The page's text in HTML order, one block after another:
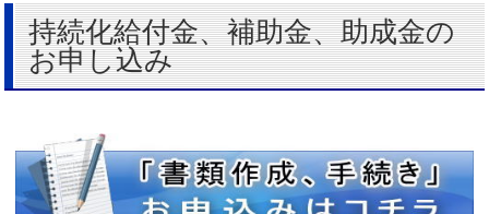
持続化給付金、補助金、助成金の
お申し込み